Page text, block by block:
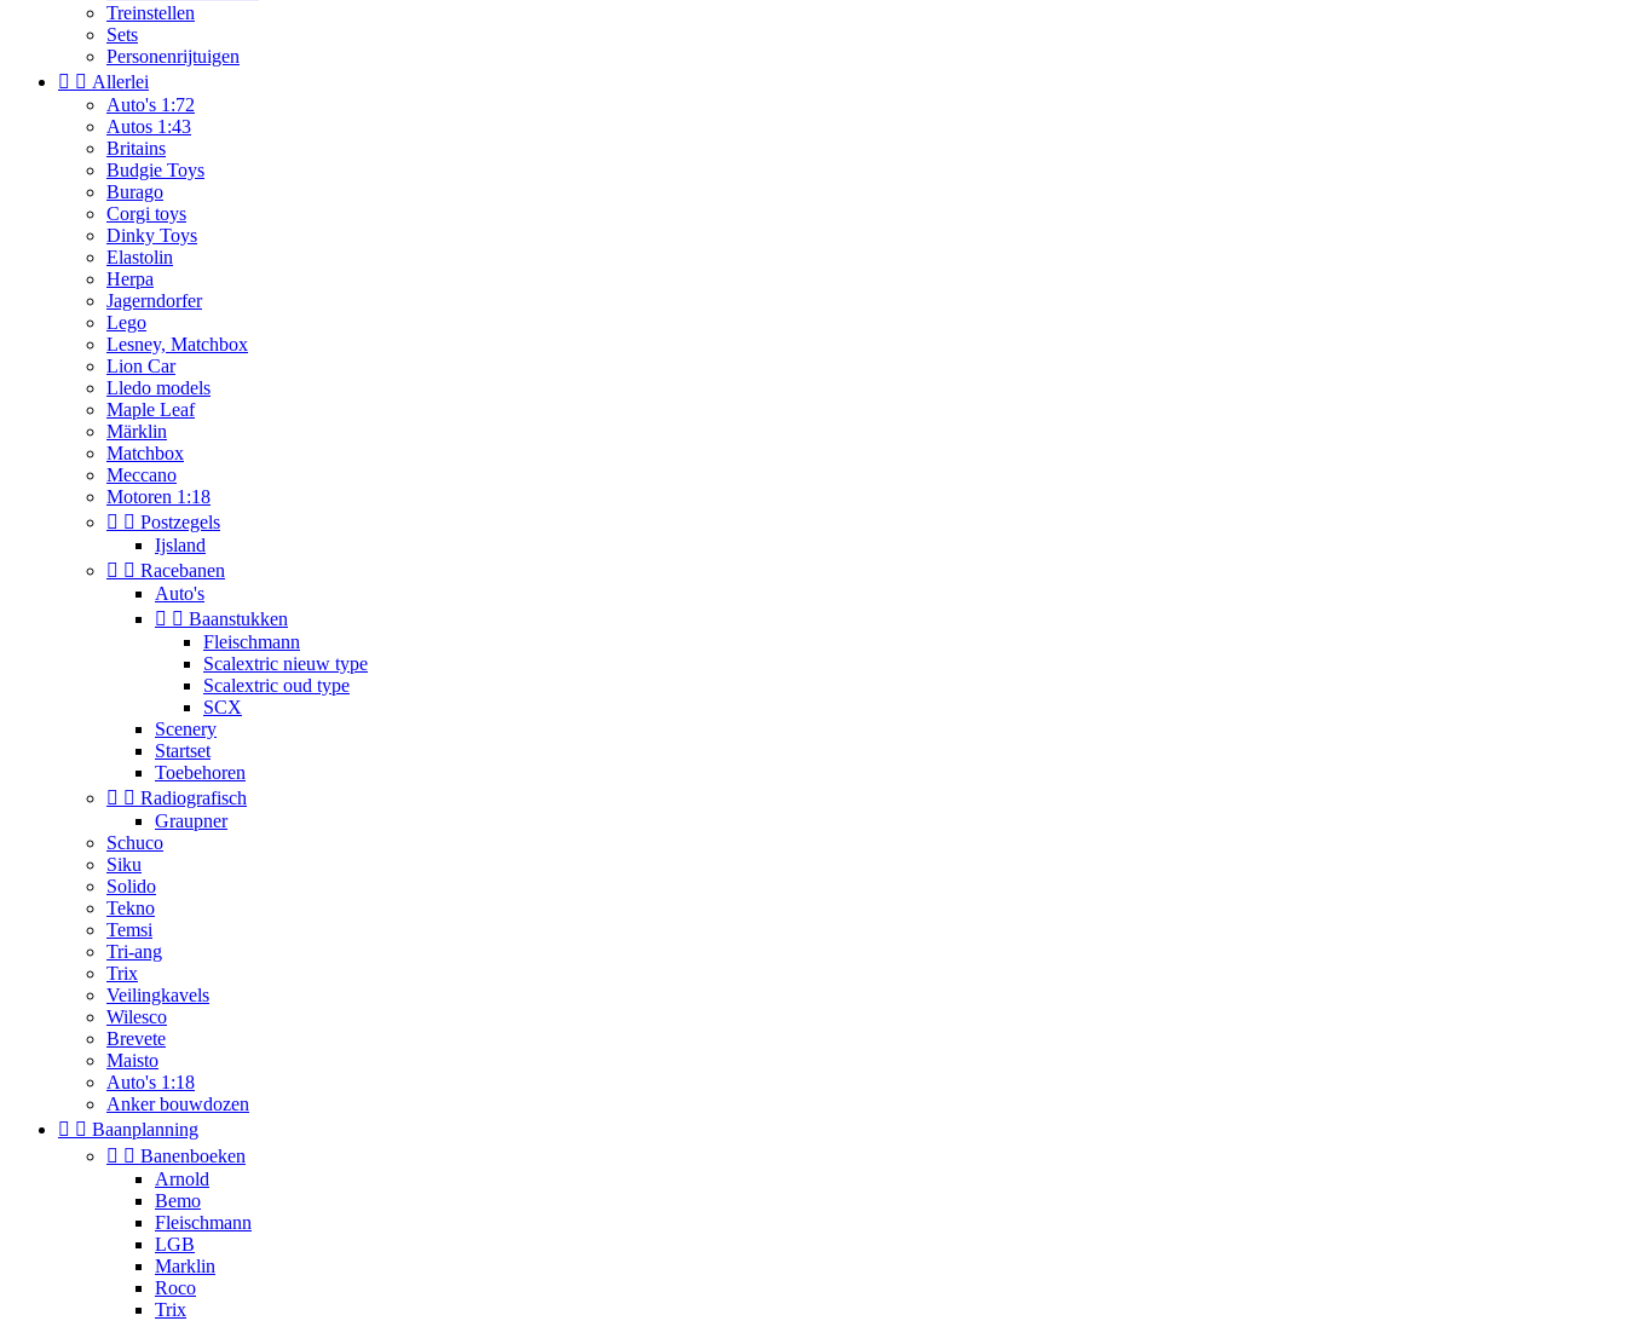
Treinstellen
Sets
Personenrijtuigen
  Allerlei
Auto's 1:72
Autos 1:43
Britains
Budgie Toys
Burago
Corgi toys
Dinky Toys
Elastolin
Herpa
Jagerndorfer
Lego
Lesney, Matchbox
Lion Car
Lledo models
Maple Leaf
Märklin
Matchbox
Meccano
Motoren 1:18
  Postzegels
Ijsland
  Racebanen
Auto's
  Baanstukken
Fleischmann
Scalextric nieuw type
Scalextric oud type
SCX
Scenery
Startset
Toebehoren
  Radiografisch
Graupner
Schuco
Siku
Solido
Tekno
Temsi
Tri-ang
Trix
Veilingkavels
Wilesco
Brevete
Maisto
Auto's 1:18
Anker bouwdozen
  Baanplanning
  Banenboeken
Arnold
Bemo
Fleischmann
LGB
Marklin
Roco
Trix